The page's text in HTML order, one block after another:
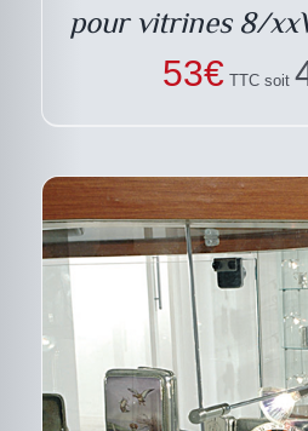
pour vitrines 8/
53€ TTC soit